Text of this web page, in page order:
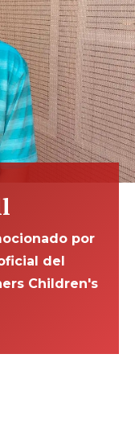
por
del
Children's